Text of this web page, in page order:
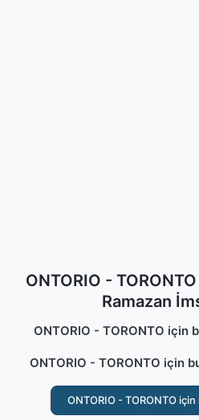
ONTORIO -
Ramazan
ONTORIO - TORONTO için
ONTORIO - TORONTO için
ONTORIO - TORONTO